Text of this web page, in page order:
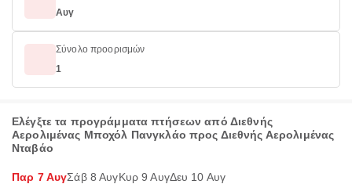
Αυγ
Σύνολο προορισμών
1
Ελέγξτε τα προγράμματα πτήσεων από Διεθνής
Αερολιμένας Μποχόλ Πανγκλάο προς Διεθνής Αερολιμένας
Νταβάο
Παρ 7 ΑυγΣάβ 8 ΑυγΚυρ 9 ΑυγΔευ 10 Αυγ